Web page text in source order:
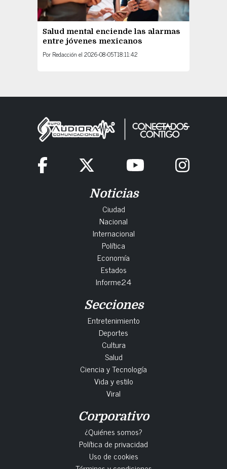
Salud mental enciende las alarmas
entre jóvenes mexicanos
Por Redacción el 2026-08-05T18:11:42
Noticias
Ciudad
Nacional
Internacional
Política
Economía
Estados
Informe24
Secciones
Entretenimiento
Deportes
Cultura
Salud
Ciencia y Tecnología
Vida y estilo
Viral
Corporativo
¿Quiénes somos?
Política de privacidad
Uso de cookies